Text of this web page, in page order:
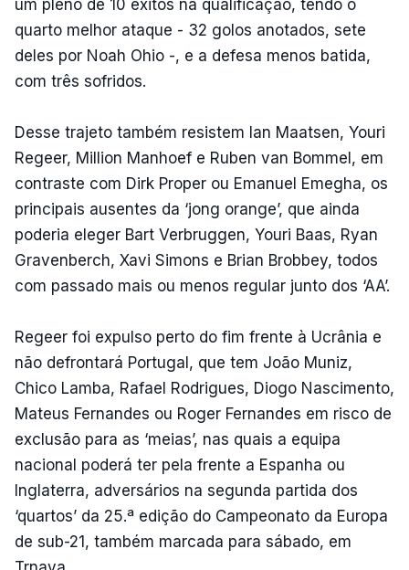
um pleno de 10 êxitos na qualificação, tendo o
quarto melhor ataque - 32 golos anotados, sete
deles por Noah Ohio -, e a defesa menos batida,
com três sofridos.
Desse trajeto também resistem Ian Maatsen, Youri
Regeer, Million Manhoef e Ruben van Bommel, em
contraste com Dirk Proper ou Emanuel Emegha, os
principais ausentes da ‘jong orange’, que ainda
poderia eleger Bart Verbruggen, Youri Baas, Ryan
Gravenberch, Xavi Simons e Brian Brobbey, todos
com passado mais ou menos regular junto dos ‘AA’.
Regeer foi expulso perto do fim frente à Ucrânia e
não defrontará Portugal, que tem João Muniz,
Chico Lamba, Rafael Rodrigues, Diogo Nascimento,
Mateus Fernandes ou Roger Fernandes em risco de
exclusão para as ‘meias’, nas quais a equipa
nacional poderá ter pela frente a Espanha ou
Inglaterra, adversários na segunda partida dos
‘quartos’ da 25.ª edição do Campeonato da Europa
de sub-21, também marcada para sábado, em